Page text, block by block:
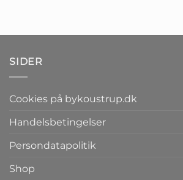
SIDER
Cookies på bykoustrup.dk
Handelsbetingelser
Persondatapolitik
Shop